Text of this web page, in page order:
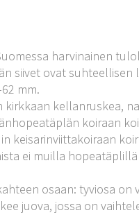
harvinainen
siivet ovat
mm.
kirkkaan kellanruskea,
koiraan
keisarinviittakoiraan
ei muilla
osaan: tyviosa
juova, jossa on